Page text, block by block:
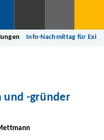
Info-Nachmittag für
und -gründer